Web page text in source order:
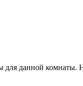
данной комнаты.